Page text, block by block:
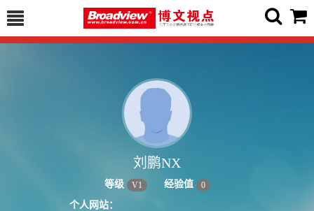
刘鹏NX
等级 V1 经验值 0
个人网站：